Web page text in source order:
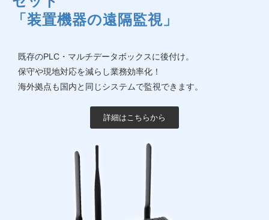
「装置機器の遠隔監視」
既存のPLC・マルチデータボックスに後付け。
保守や現地対応を減らし業務効率化！
海外拠点も国内と同じシステムで監視できます。
詳細はこちらから